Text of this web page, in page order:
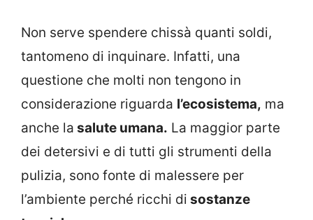
Non serve spendere chissà quanti soldi,
tantomeno di inquinare. Infatti, una
questione che molti non tengono in
considerazione riguarda l’ecosistema, ma
anche la salute umana. La maggior parte
dei detersivi e di tutti gli strumenti della
pulizia, sono fonte di malessere per
l’ambiente perché ricchi di sostanze